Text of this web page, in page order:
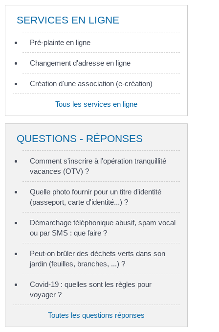
SERVICES EN LIGNE
Pré-plainte en ligne
Changement d'adresse en ligne
Création d'une association (e-création)
Tous les services en ligne
QUESTIONS - RÉPONSES
Comment s'inscrire à l'opération tranquillité
vacances (OTV) ?
Quelle photo fournir pour un titre d'identité
(passeport, carte d'identité...) ?
Démarchage téléphonique abusif, spam vocal
ou par SMS : que faire ?
Peut-on brûler des déchets verts dans son
jardin (feuilles, branches, ...) ?
Covid-19 : quelles sont les règles pour
voyager ?
Toutes les questions réponses